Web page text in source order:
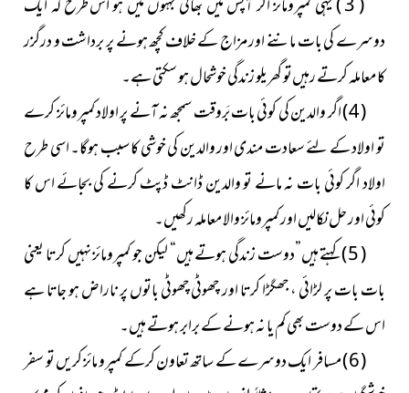
دوسرے کی بات ماننے اور مزاج کے خلاف کچھ ہونے پر برداشت و درگزر
کا معاملہ کرتے رہیںتو گھریلو زندگی خوشحال ہو سکتی ہے۔
( 4 ) اگر والدین کی کوئی بات بَروقت سمجھ نہ آنے پر اولاد کمپرومائز کرے
تو اولاد کے لئے سعادت مندی اور والدین کی خوشی کا سبب ہوگا۔ اسی طرح
اولاد اگر کوئی بات نہ مانے تو والدین ڈانٹ ڈپٹ کرنے کی بجائے اس کا
کوئی اور حل نکالیں اور کمپرومائز والا معاملہ رکھیں۔
( 5 ) کہتے ہیں”دوست زندگی ہوتے ہیں“ لیکن جو کمپرومائز نہیں کرتا یعنی
بات بات پر لڑائی ، جھگڑا کرتا اور چھوٹی چھوٹی باتوں پر ناراض ہو جاتا ہے
اس کے دوست بھی کم یا نہ ہونے کے برابر ہوتے ہیں۔
( 6 ) مسافر ایک دوسرے کے ساتھ تعاون کرکے کمپرو مائز کریں تو سفر